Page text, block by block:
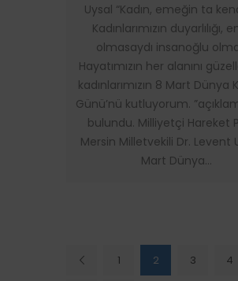
Uysal “Kadın, emeğin ta
Kadınlarımızın duyarlılığı,
olmasaydı insanoğlu
Hayatımızın her alanını
kadınlarımızın 8 Mart Dünya
Günü’nü kutluyorum.
bulundu. Milliyetçi Hareket
Mersin Milletvekili Dr. Levent
Mart Dünya…
<
1 2 3 4